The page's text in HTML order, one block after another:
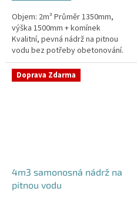
Objem: 2m³ Průměr 1350mm,
výška 1500mm + komínek
Kvalitní, pevná nádrž na pitnou
vodu bez potřeby obetonování.
Průměr a umístění všech
prostupů pro potrubí a hadice
specifikujte...
Doprava Zdarma
4m3 samonosná nádrž na
pitnou vodu